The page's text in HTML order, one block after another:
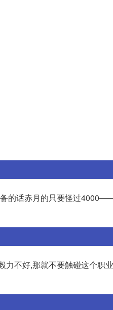
的话赤月的只要怪过
不好,那就不要触碰这个职